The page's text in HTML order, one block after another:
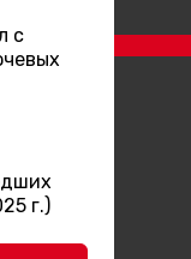
г.)
с